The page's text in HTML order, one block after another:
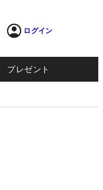
ログイン
プレゼント